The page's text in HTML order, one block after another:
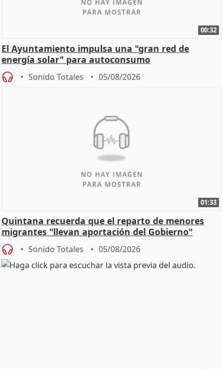
00:32
El Ayuntamiento impulsa una "gran red de
energía solar" para autoconsumo
Sonido Totales 05/08/2026
01:33
Quintana recuerda que el reparto de menores
migrantes "llevan aportación del Gobierno"
central
Sonido Totales 05/08/2026